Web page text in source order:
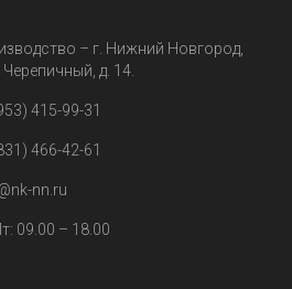
– г. Нижний Новгород,
Черепичный, д. 14.
415-99-31
466-42-61
nn.ru
: 09.00 – 18.00